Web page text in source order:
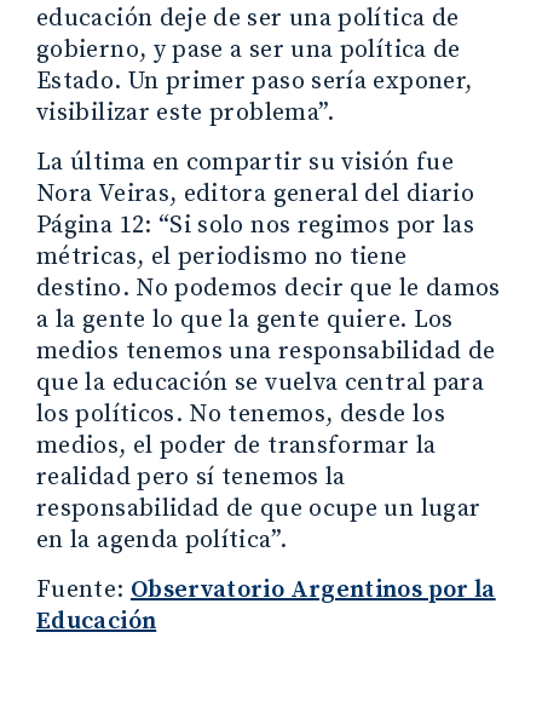
educación deje de ser una política de
gobierno, y pase a ser una política de
Estado. Un primer paso sería exponer,
visibilizar este problema”.
La última en compartir su visión fue
Nora Veiras, editora general del diario
Página 12: “Si solo nos regimos por las
métricas, el periodismo no tiene
destino. No podemos decir que le damos
a la gente lo que la gente quiere. Los
medios tenemos una responsabilidad de
que la educación se vuelva central para
los políticos. No tenemos, desde los
medios, el poder de transformar la
realidad pero sí tenemos la
responsabilidad de que ocupe un lugar
en la agenda política”.
Fuente:Observatorio Argentinos por la
Educación